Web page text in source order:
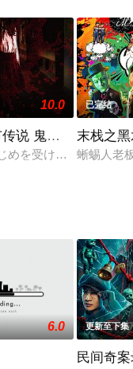
they found
10.0
说 鬼娃娃花子
めを受けて自杀した
已完结
末栈之
蜥蜴人老
6.0 更新至下集
民间奇